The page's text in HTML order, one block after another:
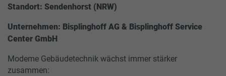
Standort: Sendenhorst (NRW)
Unternehmen: Bisplinghoff AG & Bisplinghoff Service
Center GmbH
Modeme Gebäudetechnik wächst immer stärker
zusammen: